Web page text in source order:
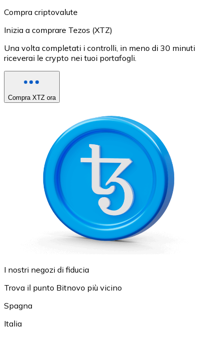
Compra criptovalute
Inizia a comprare Tezos (XTZ)
Una volta completati i controlli, in meno di 30 minuti
riceverai le crypto nei tuoi portafogli.
Compra XTZ ora
I nostri negozi di fiducia
Trova il punto Bitnovo più vicino
Spagna
Italia